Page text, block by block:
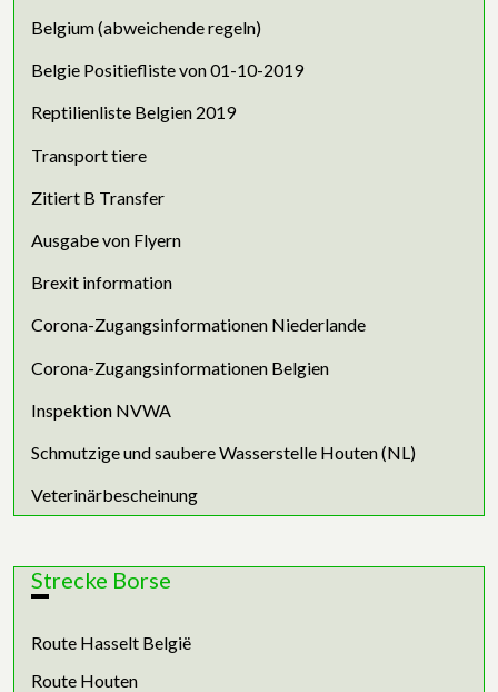
Belgium (abweichende regeln)
Belgie Positiefliste von 01-10-2019
Reptilienliste Belgien 2019
Transport tiere
Zitiert B Transfer
Ausgabe von Flyern
Brexit information
Corona-Zugangsinformationen Niederlande
Corona-Zugangsinformationen Belgien
Inspektion NVWA
Schmutzige und saubere Wasserstelle Houten (NL)
Veterinärbescheinung
Strecke Borse
Route Hasselt België
Route Houten